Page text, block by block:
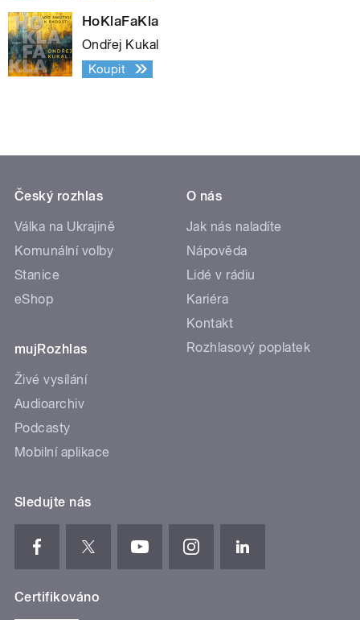
HoKlaFaKla
Ondřej Kukal
Koupit
Český rozhlas
Válka na Ukrajině
Komunální volby
Stanice
eShop
mujRozhlas
Živé vysílání
Audioarchiv
Podcasty
Mobilní aplikace
O nás
Jak nás naladíte
Nápověda
Lidé v rádiu
Kariéra
Kontakt
Rozhlasový poplatek
Sledujte nás
Certifikováno